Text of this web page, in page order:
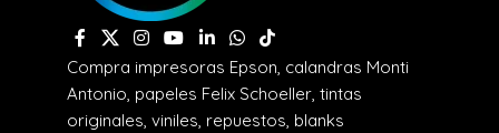
Compra impresoras Epson, calandras Monti
Antonio, papeles Felix Schoeller, tintas
originales, viniles, repuestos, blanks